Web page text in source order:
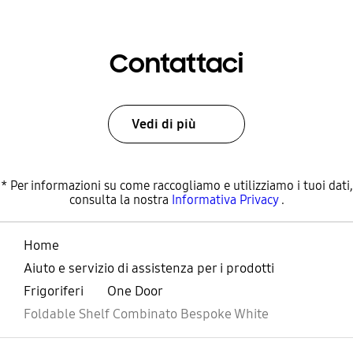
Contattaci
Vedi di più
* Per informazioni su come raccogliamo e utilizziamo i tuoi dati,
consulta la nostra Informativa Privacy.
Home
Aiuto e servizio di assistenza per i prodotti
Frigoriferi
One Door
Foldable Shelf Combinato Bespoke White